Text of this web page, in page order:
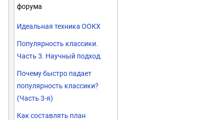
форума
Идеальная техника ООКХ
Популярность классики.
Часть 3. Научный подход.
Почему быстро падает
популярность классики?
(Часть 3-я)
Как составлять план